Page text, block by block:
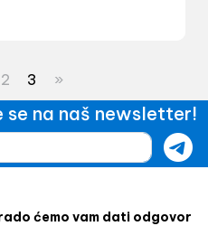
2 3 »
se na naš newsletter!
ćemo vam dati odgovor